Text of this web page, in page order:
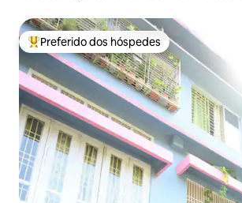
Entre os melhores preferidos dos hóspedes
Preferido dos hóspedes